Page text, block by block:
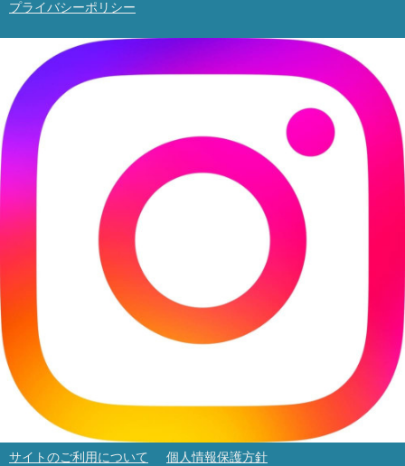
プライバシーポリシー
サイトのご利用について 個人情報保護方針